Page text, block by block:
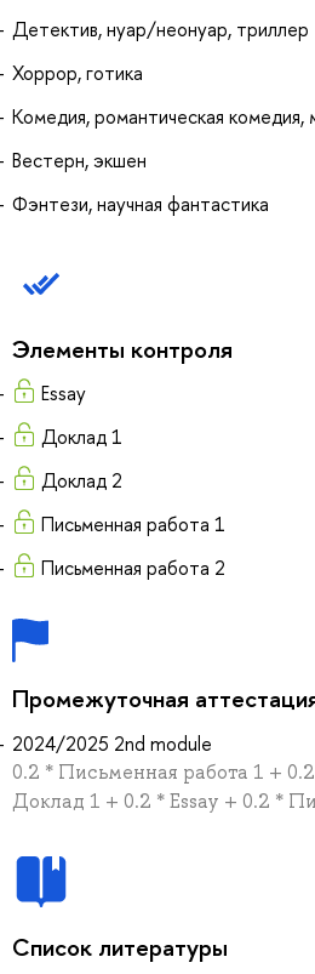
Детектив, нуар/неонуар, триллер
Хоррор, готика
Комедия, романтическая комедия,
Вестерн, экшен
Фэнтези, научная фантастика
Элементы контроля
Essay
Доклад 1
Доклад 2
Письменная работа 1
Письменная работа 2
Промежуточная
2024/2025 2nd module
0.2 * Письменная работа 1 +
Доклад 1 + 0.2 * Essay + 0.2 *
Список литературы